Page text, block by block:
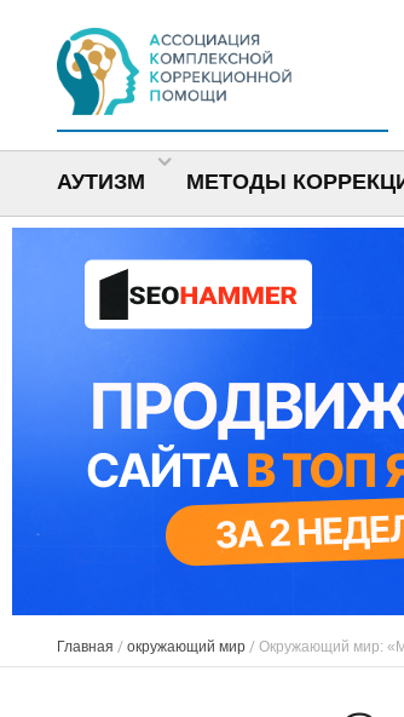
АУТИЗМ МЕТОДЫ
Главная / окружающий мир / Окружающий мир: